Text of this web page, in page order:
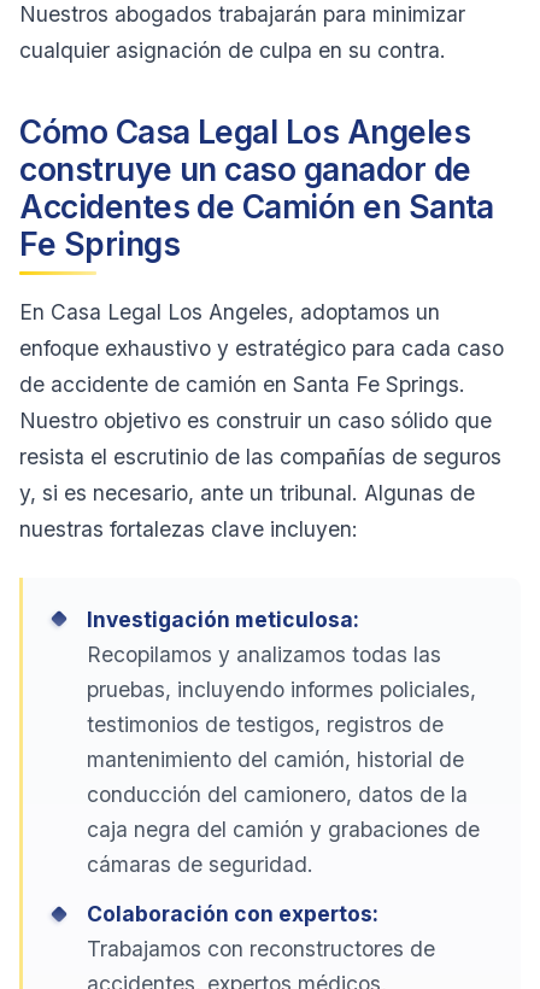
Nuestros abogados trabajarán para minimizar
cualquier asignación de culpa en su contra.
Cómo Casa Legal Los Angeles
construye un caso ganador de
Accidentes de Camión en Santa
Fe Springs
En Casa Legal Los Angeles, adoptamos un
enfoque exhaustivo y estratégico para cada caso
de accidente de camión en Santa Fe Springs.
Nuestro objetivo es construir un caso sólido que
resista el escrutinio de las compañías de seguros
y, si es necesario, ante un tribunal. Algunas de
nuestras fortalezas clave incluyen:
Investigación meticulosa:
Recopilamos y analizamos todas las
pruebas, incluyendo informes policiales,
testimonios de testigos, registros de
mantenimiento del camión, historial de
conducción del camionero, datos de la
caja negra del camión y grabaciones de
cámaras de seguridad.
Colaboración con expertos:
Trabajamos con reconstructores de
accidentes, expertos médicos,